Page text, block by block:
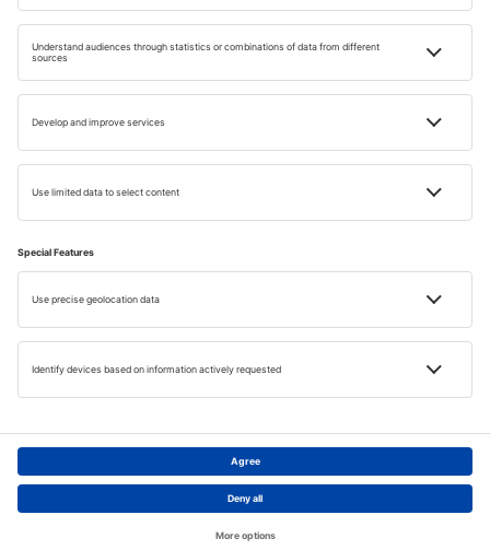
Bilete de avion spre Maldive
Cazare în Male